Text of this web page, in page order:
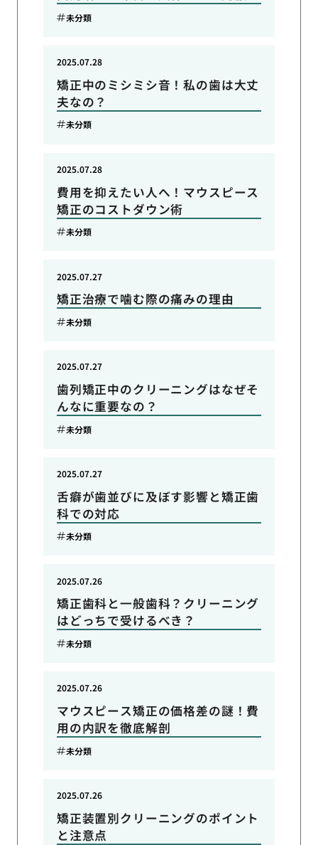
未分類
矯正中のミシミシ音！私の歯は大丈
夫なの？
2025.07.28
未分類
費用を抑えたい人へ！マウスピース
矯正のコストダウン術
2025.07.28
未分類
矯正治療で噛む際の痛みの理由
2025.07.27
未分類
歯列矯正中のクリーニングはなぜそ
んなに重要なの？
2025.07.27
未分類
舌癖が歯並びに及ぼす影響と矯正歯
科での対応
2025.07.27
未分類
矯正歯科と一般歯科？クリーニング
はどっちで受けるべき？
2025.07.26
未分類
マウスピース矯正の価格差の謎！費
用の内訳を徹底解剖
2025.07.26
未分類
矯正装置別クリーニングのポイント
と注意点
2025.07.26